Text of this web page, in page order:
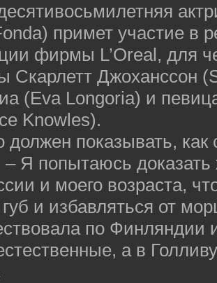
примет участие в
фирмы L’Oreal, для
Скарлетт Джоханссон
(Eva Longoria) и
Knowles).
должен показывать, как
Я попытаюсь
и моего возраста,
и избавляться от
по
а в